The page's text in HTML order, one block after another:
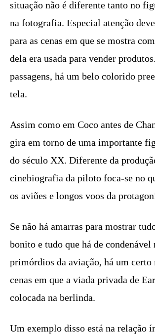
situação não é diferente tanto no
na fotografia. Especial atenção
para as cenas em que se mostra
dela era usada para vender
passagens, há um belo colorido
tela.
Assim como em Coco antes de
gira em torno de uma importante
do século XX. Diferente da
cinebiografia da piloto foca-se no
os aviões e longos voos da
Se não há amarras para mostrar
bonito e tudo que há de condenável
primórdios da aviação, há um certo
cenas em que a viada privada de
colocada na berlinda.
Um exemplo disso está na relação